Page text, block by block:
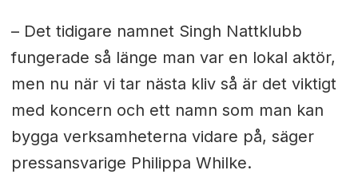
– Det tidigare namnet Singh Nattklubb
fungerade så länge man var en lokal aktör,
men nu när vi tar nästa kliv så är det viktigt
med koncern och ett namn som man kan
bygga verksamheterna vidare på, säger
pressansvarige Philippa Whilke.